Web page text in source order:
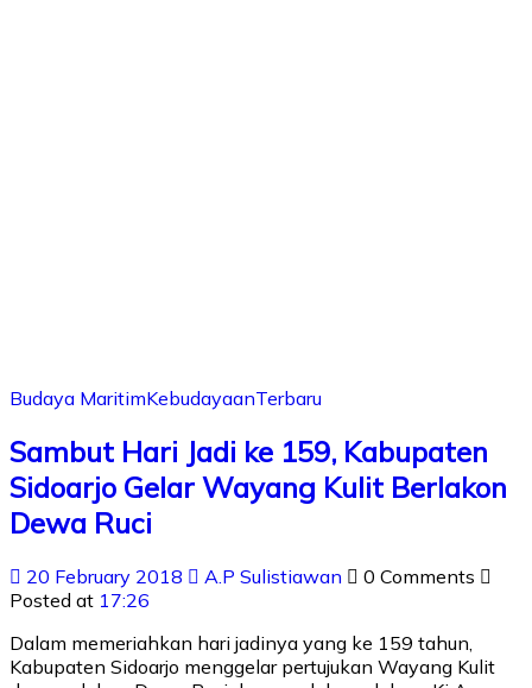
Budaya MaritimKebudayaanTerbaru
Sambut Hari Jadi ke 159, Kabupaten
Sidoarjo Gelar Wayang Kulit Berlakon
Dewa Ruci
20 February 2018 A.P Sulistiawan
0 Comments
Posted at 17:26
Dalam memeriahkan hari jadinya yang ke 159 tahun,
Kabupaten Sidoarjo menggelar pertujukan Wayang Kulit